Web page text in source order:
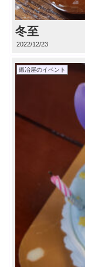
冬至
2022/12/23
鍛冶屋のイベント